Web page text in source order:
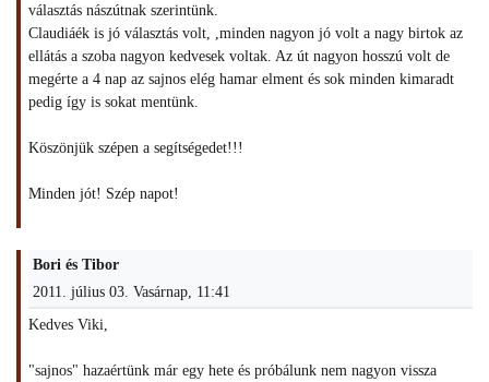
választás nászútnak szerintünk.
Claudiáék is jó választás volt, ,minden nagyon jó volt a nagy birtok az
ellátás a szoba nagyon kedvesek voltak. Az út nagyon hosszú volt de
megérte a 4 nap az sajnos elég hamar elment és sok minden kimaradt
pedig így is sokat mentünk.
Köszönjük szépen a segítségedet!!!
Minden jót! Szép napot!
Bori és Tibor
2011. július 03. Vasárnap, 11:41
Kedves Viki,
"sajnos" hazaértünk már egy hete és próbálunk nem nagyon vissza